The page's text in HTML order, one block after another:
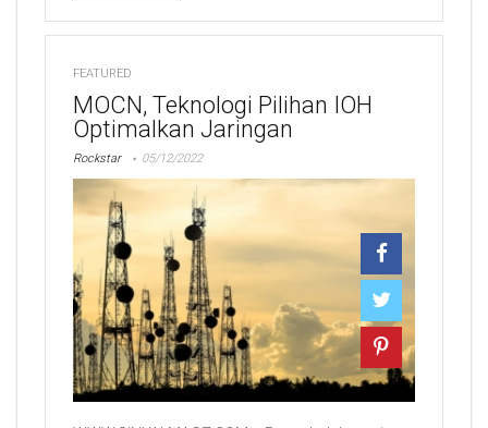
FEATURED
MOCN, Teknologi Pilihan IOH
Optimalkan Jaringan
Rockstar 05/12/2022